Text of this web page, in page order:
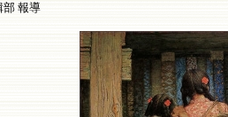
部 報導